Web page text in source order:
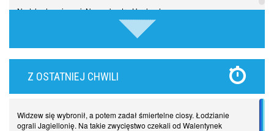
Nadchodzą giganci. Nunez kontra Haaland
Lewandowski kontra Bayern. Czy wilk będzie syty, a owca cała?
Piłkarz z numerem 47. Phil Foden i inne przypadki
Z OSTATNIEJ CHWILI
Widzew się wybronił, a potem zadał śmiertelne ciosy. Łodzianie
ograli Jagiellonię. Na takie zwycięstwo czekali od Walentynek